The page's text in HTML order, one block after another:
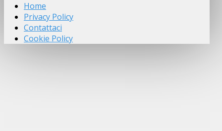
Home
Privacy Policy
Contattaci
Cookie Policy